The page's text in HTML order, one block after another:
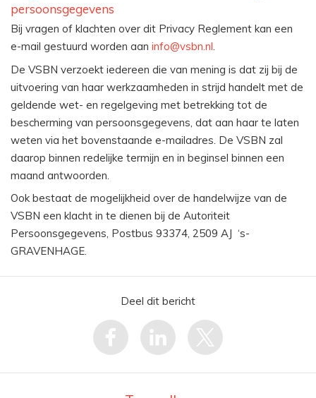
persoonsgegevens
Bij vragen of klachten over dit Privacy Reglement kan een
e-mail gestuurd worden aan info@vsbn.nl.
De VSBN verzoekt iedereen die van mening is dat zij bij de
uitvoering van haar werkzaamheden in strijd handelt met de
geldende wet- en regelgeving met betrekking tot de
bescherming van persoonsgegevens, dat aan haar te laten
weten via het bovenstaande e-mailadres. De VSBN zal
daarop binnen redelijke termijn en in beginsel binnen een
maand antwoorden.
Ook bestaat de mogelijkheid over de handelwijze van de
VSBN een klacht in te dienen bij de Autoriteit
Persoonsgegevens, Postbus 93374, 2509 AJ ‘s-
GRAVENHAGE.
Deel dit bericht